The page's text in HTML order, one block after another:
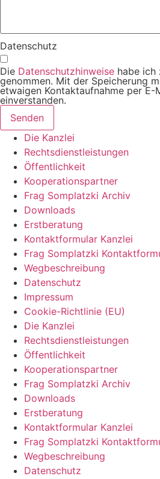
Datenschutz
Die Datenschutzhinweise habe ich
genommen. Mit der Speicherung
etwaigen Kontaktaufnahme per E-
einverstanden.
Senden
Die Kanzlei
Rechtsdienstleistungen
Öffentlichkeit
Kooperationspartner
Frag Somplatzki Archiv
Downloads
Erstberatung
Kontaktformular Kanzlei
Frag Somplatzki
Wegbeschreibung
Datenschutz
Impressum
Cookie-Richtlinie (EU)
Die Kanzlei
Rechtsdienstleistungen
Öffentlichkeit
Kooperationspartner
Frag Somplatzki Archiv
Downloads
Erstberatung
Kontaktformular Kanzlei
Frag Somplatzki
Wegbeschreibung
Datenschutz